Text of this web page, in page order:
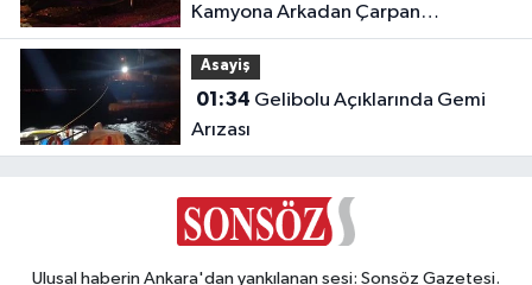
Kamyona Arkadan Çarpan
Otomobilde 1 Ölü, 2 Ağır Yaralı
Asayiş
01:34
Arızası
Ulusal haberin Ankara'dan yankılanan sesi: Sonsöz Gazetesi.